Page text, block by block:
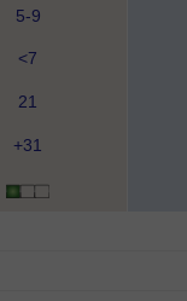
5-9
<7
21
+31